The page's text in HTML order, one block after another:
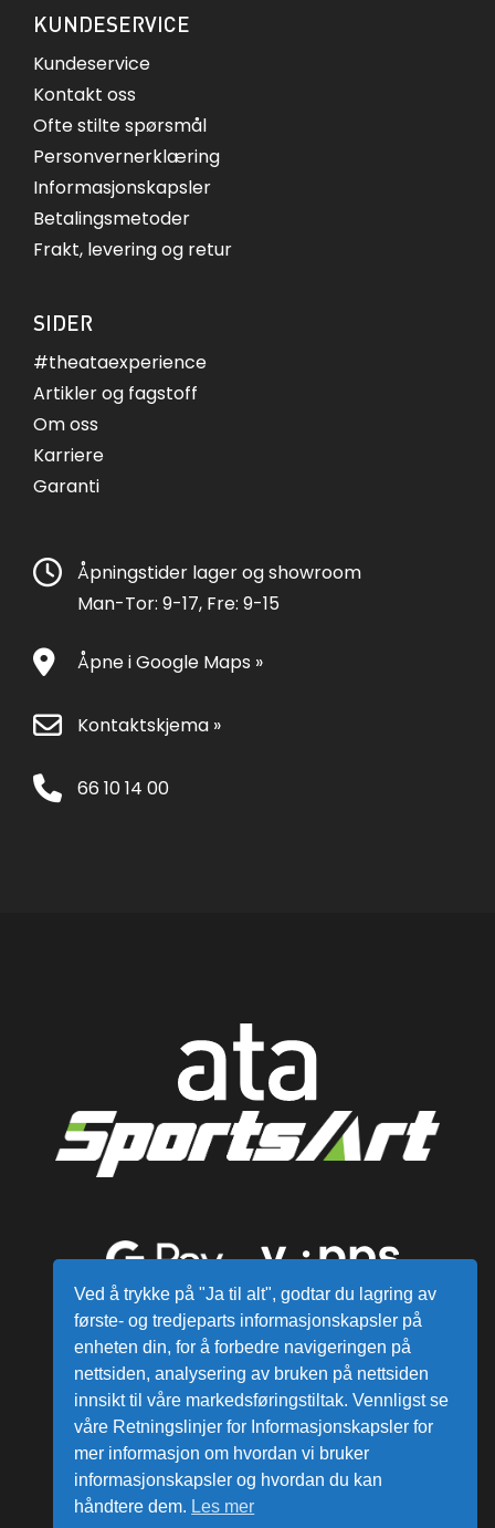
KUNDESERVICE
Kundeservice
Kontakt oss
Ofte stilte spørsmål
Personvernerklæring
Informasjonskapsler
Betalingsmetoder
Frakt, levering og retur
SIDER
#theataexperience
Artikler og fagstoff
Om oss
Karriere
Garanti
Åpningstider lager og showroom
Man-Tor: 9-17, Fre: 9-15
Åpne i Google Maps »
Kontaktskjema »
66 10 14 00
Alle varer sendes fra vårt lager i
Norge
Ved å trykke på "Ja til alt", godtar du lagring av
første- og tredjeparts informasjonskapsler på
enheten din, for å forbedre navigeringen på
nettsiden, analysering av bruken på nettsiden
innsikt til våre markedsføringstiltak. Vennligst se
våre Retningslinjer for Informasjonskapsler for
mer informasjon om hvordan vi bruker
informasjonskapsler og hvordan du kan
håndtere dem. Les mer